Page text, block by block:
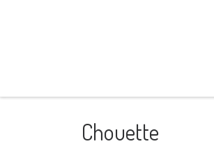
Chouette